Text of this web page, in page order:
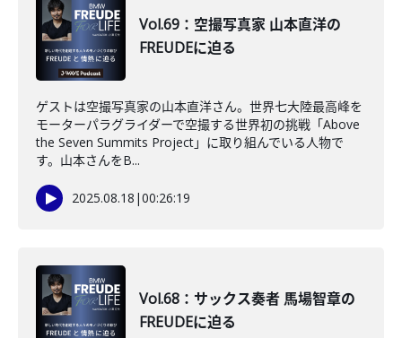
Vol.69：空撮写真家 山本直洋の
FREUDEに迫る
ゲストは空撮写真家の山本直洋さん。世界七大陸最高峰を
モーターパラグライダーで空撮する世界初の挑戦「Above
the Seven Summits Project」に取り組んでいる人物で
す。山本さんをB...
2025.08.18 |00:26:19
Vol.68：サックス奏者 馬場智章の
FREUDEに迫る